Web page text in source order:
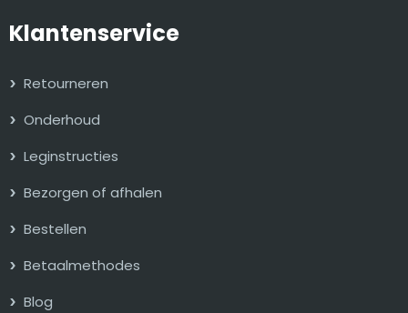
Klantenservice
Retourneren
Onderhoud
Leginstructies
Bezorgen of afhalen
Bestellen
Betaalmethodes
Blog